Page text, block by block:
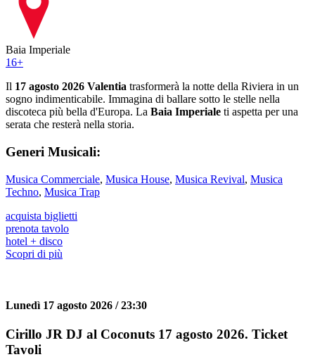
Baia Imperiale
16+
Il 17 agosto 2026 Valentia trasformerà la notte della Riviera in un
sogno indimenticabile. Immagina di ballare sotto le stelle nella
discoteca più bella d'Europa. La Baia Imperiale ti aspetta per una
serata che resterà nella storia.
Generi Musicali:
Musica Commerciale, Musica House, Musica Revival, Musica
Techno, Musica Trap
acquista biglietti
prenota tavolo
hotel + disco
Scopri di più
Lunedì 17 agosto 2026 / 23:30
Cirillo JR DJ al Coconuts 17 agosto 2026. Ticket
Tavoli